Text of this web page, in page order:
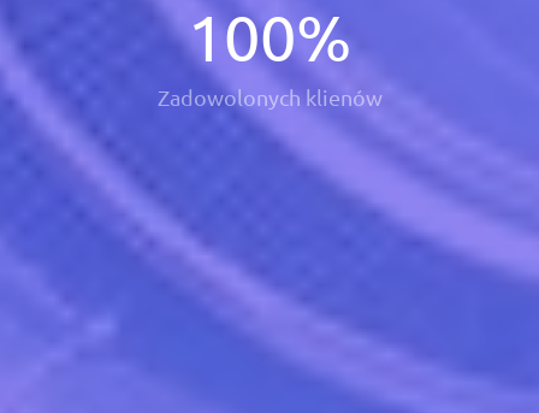
100%
Zadowolonych klienów